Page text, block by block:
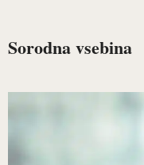
Sorodna vsebina